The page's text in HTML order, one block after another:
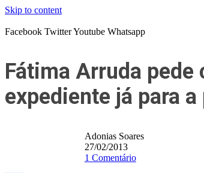
Skip to content
Facebook TwitterYoutube Whatsapp
Fátima Arruda pede
expediente já para
Adonias Soares
27/02/2013
1 Comentário